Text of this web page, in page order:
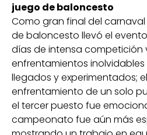
juego de baloncesto
Como gran final del
de baloncesto llevó el
días de intensa competición
enfrentamientos
llegados y experimentados;
enfrentamiento de un solo
el tercer puesto fue
campeonato fue aún más